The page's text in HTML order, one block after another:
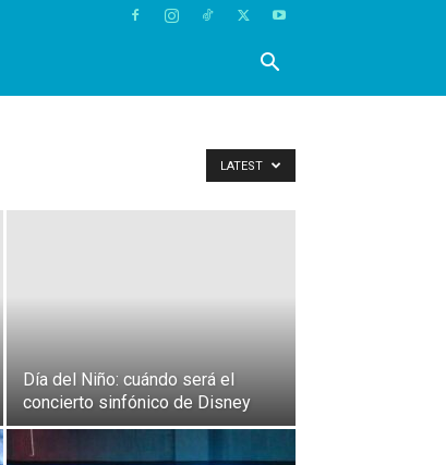
LATEST
Día del Niño: cuándo será el
concierto sinfónico de Disney